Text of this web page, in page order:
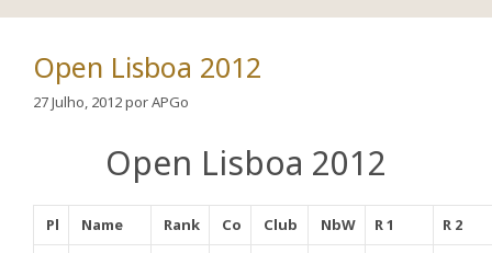
Open Lisboa 2012
27 Julho, 2012porAPGo
Open Lisboa 2012
Pl Name Rank Co Club NbW R 1 R 2